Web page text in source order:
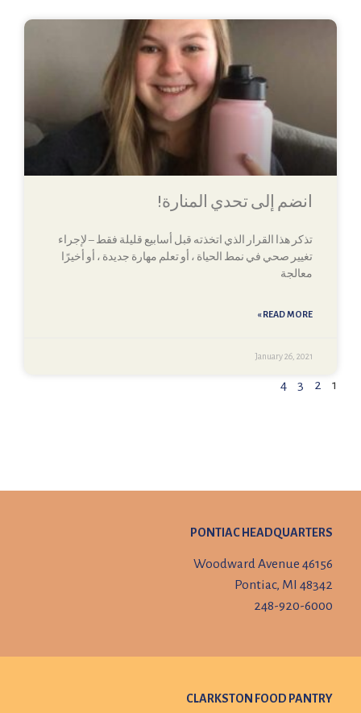
انضم إلى تحدي المنارة!
تذكر هذا القرار الذي اتخذته قبل أسابيع قليلة فقط – لإجراء
تغيير صحي في نمط الحياة ، أو تعلم مهارة جديدة ، أو أخيرًا
معالجة
READ MORE »
January 26, 2021
1
2
3
4
PONTIAC HEADQUARTERS
46156 Woodward Avenue
Pontiac, MI 48342
248-920-6000
CLARKSTON FOOD PANTRY